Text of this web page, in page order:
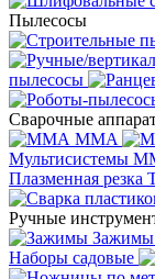
Пылесосы
пылесосы
Сварочные
MMA
Мультисистемы
Плазменная резка
Ручные
Зажимы
Наборы садовые